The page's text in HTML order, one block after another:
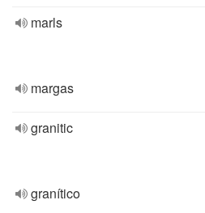
marls
margas
granitic
granítico